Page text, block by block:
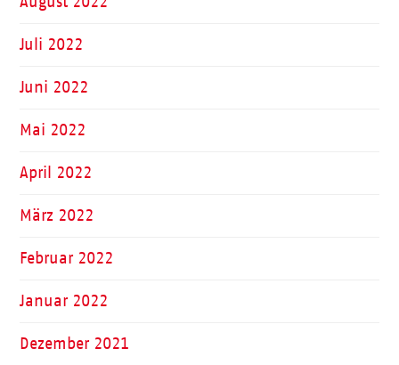
Juli 2022
Juni 2022
Mai 2022
April 2022
März 2022
Februar 2022
Januar 2022
Dezember 2021